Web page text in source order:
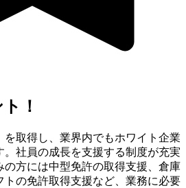
！
を取得し、業界内でもホワイト企業
。社員の成長を支援する制度が充実
の方には中型免許の取得支援、倉庫
トの免許取得支援など、業務に必要